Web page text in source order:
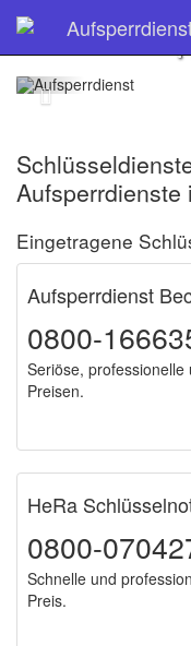
Aufsperrdienste
Eingetragene
Aufsperrdienst
0800-
Seriöse,
Preisen.
HeRa
0800-
Schnelle und
Preis.